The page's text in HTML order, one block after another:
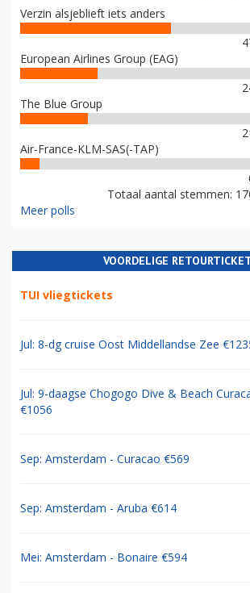
Verzin alsjeblieft iets anders
European Airlines Group (EAG)
The Blue Group
Air-France-KLM-SAS(-TAP)
Totaal aantal stemmen:
Meer polls
VOORDELIGE
TUI vliegtickets
Jul: 8-dg cruise Oost Middellandse Zee
Jul: 9-daagse Chogogo Dive & Beach
€1056
Sep: Amsterdam - Curacao €569
Sep: Amsterdam - Aruba €614
Mei: Amsterdam - Bonaire €594